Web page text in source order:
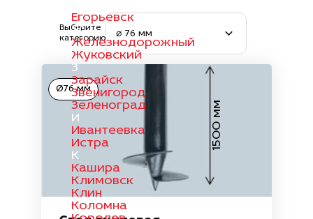
Егорьевск
Ж
Железнодорожный
Жуковский
З
Зарайск
Звенигород
Зеленоград
И
Ивантеевка
Истра
К
Кашира
Климовск
Клин
Коломна
Выберите
категорию
⌀ 76 мм
1500 мм
Ø76 мм